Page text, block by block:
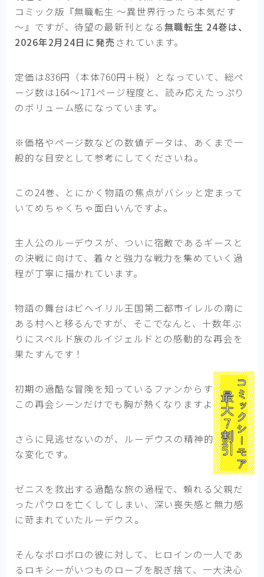
コミック版『無職転生 ～異世界行ったら本気だす
～』ですが、待望の最新刊となる 無職転生 24巻は、
2026年2月24日に発売されています。
定価は836円（本体760円＋税）となっていて、総ペ
ージ数は164～171ページ程度と、読み応えたっぷり
のボリューム感になっています。
※価格やページ数などの数値データは、あくまで一
般的な目安として参考にしてくださいね。
この24巻、とにかく物語の焦点がバシッと定まって
いてめちゃくちゃ面白いんですよ。
主人公のルーデウスが、ついに宿敵であるギースと
の決戦に向けて、着々と強力な戦力を集めていく過
程が丁寧に描かれています。
物語の舞台はビヘイリル王国第二都市イレルの南に
ある村へと移るんですが、そこでなんと、十数年ぶ
りにスペルド族のルイジェルドとの感動的な再会を
果たすんです！
初期の過酷な冒険を知っているファンからすると、
この再会シーンだけでも胸が熱くなりますよね。
さらに見逃せないのが、ルーデウスの精神的な大き
な変化です。
ゼニスを救出する過酷な旅の過程で、頼れる父親だ
ったパウロを亡くしてしまい、深い喪失感と無力感
に苛まれていたルーデウス。
そんなボロボロの彼に対して、ヒロインの一人であ
るロキシーがいつものローブを脱ぎ捨て、一大決心